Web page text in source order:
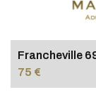
Francheville
75 €